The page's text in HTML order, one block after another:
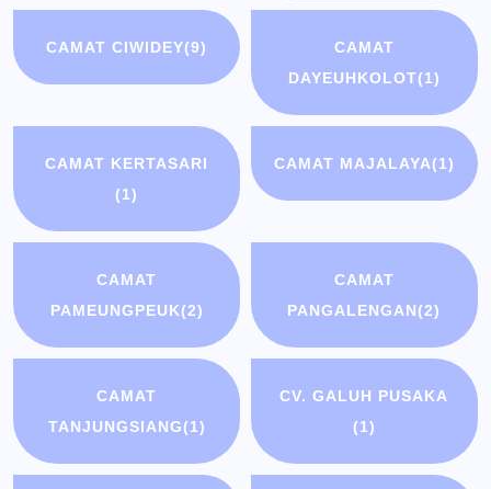
CAMAT CIWIDEY(9)
CAMAT
DAYEUHKOLOT(1)
CAMAT KERTASARI
(1)
CAMAT MAJALAYA(1)
CAMAT
PAMEUNGPEUK(2)
CAMAT
PANGALENGAN(2)
CAMAT
TANJUNGSIANG(1)
CV. GALUH PUSAKA
(1)